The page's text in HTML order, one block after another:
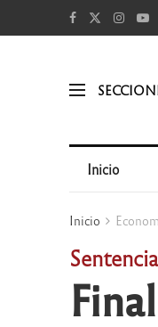
Inicio
Inicio